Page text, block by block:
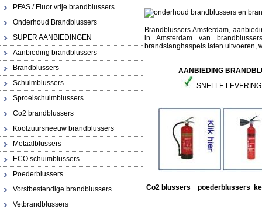
PFAS / Fluor vrije brandblussers
Onderhoud Brandblussers
SUPER AANBIEDINGEN
Aanbieding brandblussers
Brandblussers
Schuimblussers
Sproeischuimblussers
Co2 brandblussers
Koolzuursneeuw brandblussers
Metaalblussers
ECO schuimblussers
Poederblussers
Vorstbestendige brandblussers
Vetbrandblussers
Brandblussers Amsterdam,
in Amsterdam van
brandslanghaspels laten uitvoeren,
AANBIEDING
SNELLE
Co2 blussers poederblussers